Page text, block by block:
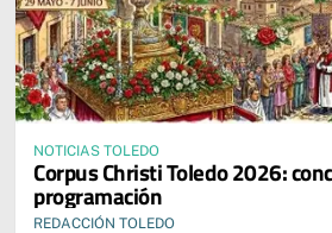
NOTICIAS TOLEDO
Corpus Christi Toledo 2026:
programación
REDACCIÓN TOLEDO